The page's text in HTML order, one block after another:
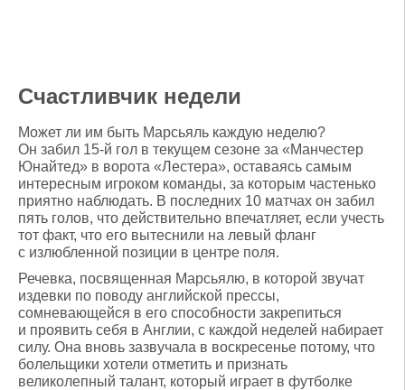
Счастливчик недели
Может ли им быть Марсьяль каждую неделю?
Он забил 15-й гол в текущем сезоне за «Манчестер
Юнайтед» в ворота «Лестера», оставаясь самым
интересным игроком команды, за которым частенько
приятно наблюдать. В последних 10 матчах он забил
пять голов, что действительно впечатляет, если учесть
тот факт, что его вытеснили на левый фланг
с излюбленной позиции в центре поля.
Речевка, посвященная Марсьялю, в которой звучат
издевки по поводу английской прессы,
сомневающейся в его способности закрепиться
и проявить себя в Англии, с каждой неделей набирает
силу. Она вновь зазвучала в воскресенье потому, что
болельщики хотели отметить и признать
великолепный талант, который играет в футболке